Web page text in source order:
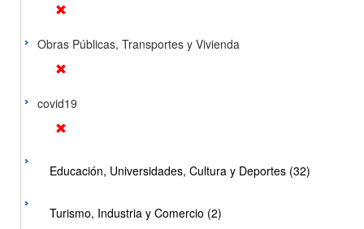
Obras Públicas, Transportes y Vivienda
covid19
Educación, Universidades, Cultura y Deportes (32)
Turismo, Industria y Comercio (2)